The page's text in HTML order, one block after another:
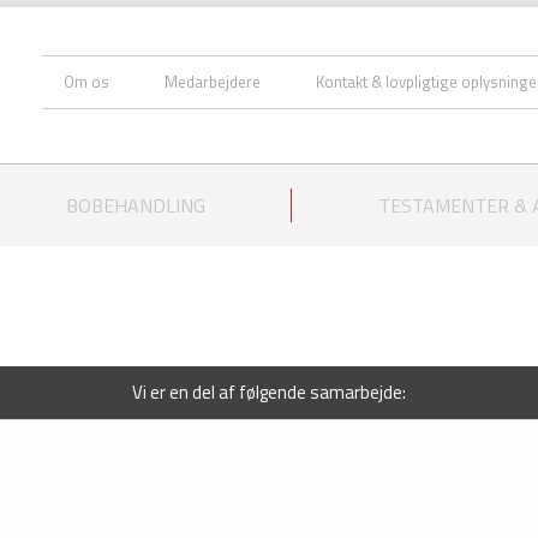
Om os Medarbejdere Kontakt & lovpligtige
BOBEHANDLING TESTAMENTER &
Vi er en del af følgende samarbejde: